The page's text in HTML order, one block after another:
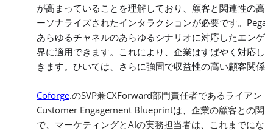
が高まっていることを理解しており、顧客と関連性の
ーソナライズされたインタラクションが必要です。
あらゆるチャネルのあらゆるシナリオに対応したエン
界に適用できます。これにより、企業はすばやく対応
きます。ひいては、さらに強固で収益性の高い顧客関係
Coforge.のSVP兼CXForward部門責任者であるライア
Customer Engagement Blueprintは、企業の顧客との
で、マーケティングとAIの実務担当者は、これまでに